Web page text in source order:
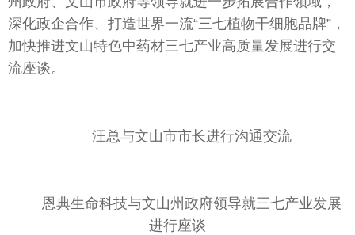
深化政企合作、打造世界一流“三七植物干细胞品牌”，
加快推进文山特色中药材三七产业高质量发展进行交
流座谈。
汪总与文山市市长进行沟通交流
恩典生命科技与文山州政府领导就三七产业发展
进行座谈